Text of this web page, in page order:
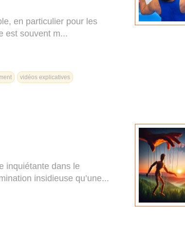
en particulier pour les
est souvent m...
vidéos explicatives
inquiétante dans le
insidieuse qu’une...